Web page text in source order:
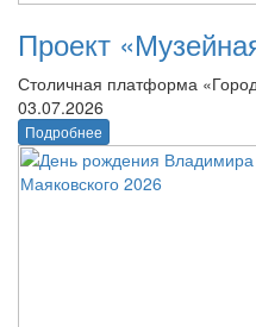
Проект
Столичная платформа
03.07.2026
Подробнее